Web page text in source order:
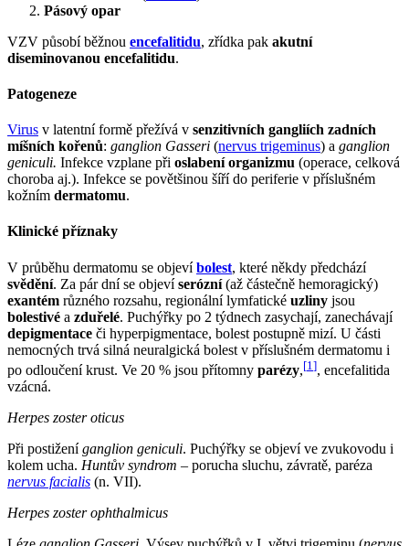
Pásový opar
VZV působí běžnou encefalitidu, zřídka pak akutní
diseminovanou encefalitidu.
Patogeneze
Virus v latentní formě přežívá v senzitivních gangliích zadních
míšních kořenů: ganglion Gasseri (nervus trigeminus) a ganglion
geniculi. Infekce vzplane při oslabení organizmu (operace, celková
choroba aj.). Infekce se povětšinou šíří do periferie v příslušném
kožním dermatomu.
Klinické příznaky
V průběhu dermatomu se objevíbolest, které někdy předchází
svědění. Za pár dní se objevíserózní(až částečně hemoragický)
exantém různého rozsahu, regionální lymfatické uzliny jsou
bolestivé a zduřelé. Puchýřky po 2 týdnech zasychají, zanechávají
depigmentace či hyperpigmentace, bolest postupně mizí. U části
nemocných trvá silná neuralgická bolest v příslušném dermatomu i
po odloučení krust. Ve 20 % jsou přítomny parézy,[1 ], encefalitida
vzácná.
Herpes zoster oticus
Při postiženíganglion geniculi. Puchýřky se objeví ve zvukovodu i
kolem ucha. Huntův syndrom – porucha sluchu, závratě, paréza
nervus facialis (n. VII).
Herpes zoster ophthalmicus